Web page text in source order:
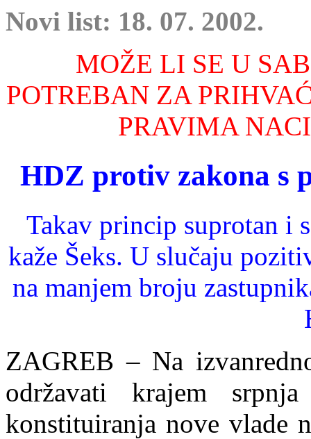
Novi list: 18. 07. 2002.
MOŽE LI SE U
POTREBAN ZA
PRAVIMA
HDZ protiv zakona s
Takav princip suprotan i
kaže Šeks. U slučaju
na manjem broju
ZAGREB – Na izvanre
održavati krajem
konstituiranja nove vlade